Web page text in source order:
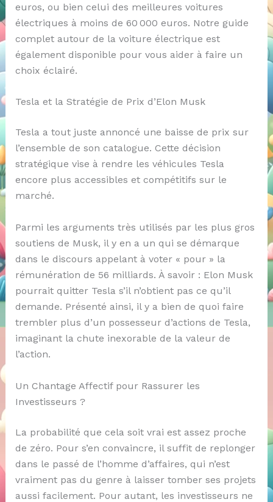
euros, ou bien celui des meilleures voitures
électriques à moins de 60 000 euros. Notre guide
complet autour de la voiture électrique est
également disponible pour vous aider à faire un
choix éclairé.
Tesla et la Stratégie de Prix d’Elon Musk
Tesla a tout juste annoncé une baisse de prix sur
l’ensemble de son catalogue. Cette décision
stratégique vise à rendre les véhicules Tesla
encore plus accessibles et compétitifs sur le
marché.
Parmi les arguments très utilisés par les plus gros
soutiens de Musk, il y en a un qui se démarque
dans le discours appelant à voter « pour » la
rémunération de 56 milliards. À savoir : Elon Musk
pourrait quitter Tesla s’il n’obtient pas ce qu’il
demande. Présenté ainsi, il y a bien de quoi faire
trembler plus d’un possesseur d’actions de Tesla,
imaginant la chute inexorable de la valeur de
l’action.
Un Chantage Affectif pour Rassurer les
Investisseurs ?
La probabilité que cela soit vrai est assez proche
de zéro. Pour s’en convaincre, il suffit de replonger
dans le passé de l’homme d’affaires, qui n’est
vraiment pas du genre à laisser tomber ses projets
aussi facilement. Pour autant, les investisseurs ne